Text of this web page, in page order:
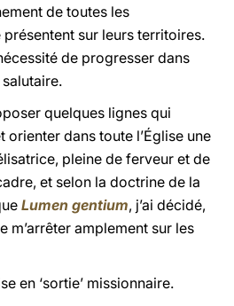
de toutes les
sur leurs territoires.
de progresser dans
quelques lignes qui
orienter dans toute l’Église une
pleine de ferveur et de
et selon la doctrine de la
Lumen gentium, j’ai décidé,
m’arrêter amplement sur les
en ‘sortie’ missionnaire.